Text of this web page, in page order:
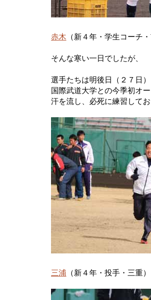
赤木 （新４年・学生コーチ
そんな寒い一日でしたが、
選手たちは明後日（２７日
国際武道大学との今季初オ
汗を流し、必死に練習して
三浦 （新４年・投手・三重）